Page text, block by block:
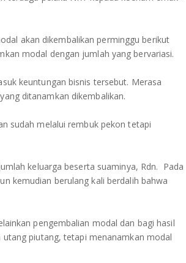
akan dikembalikan perminggu berikut
modal dengan jumlah yang bervariasi.
keuntungan bisnis tersebut. Merasa
ditanamkan dikembalikan.
sudah melalui rembuk pekon tetapi
keluarga beserta suaminya, Rdn. Pada
kemudian berulang kali berdalih bahwa
pengembalian modal dan bagi hasil
piutang, tetapi menanamkan modal